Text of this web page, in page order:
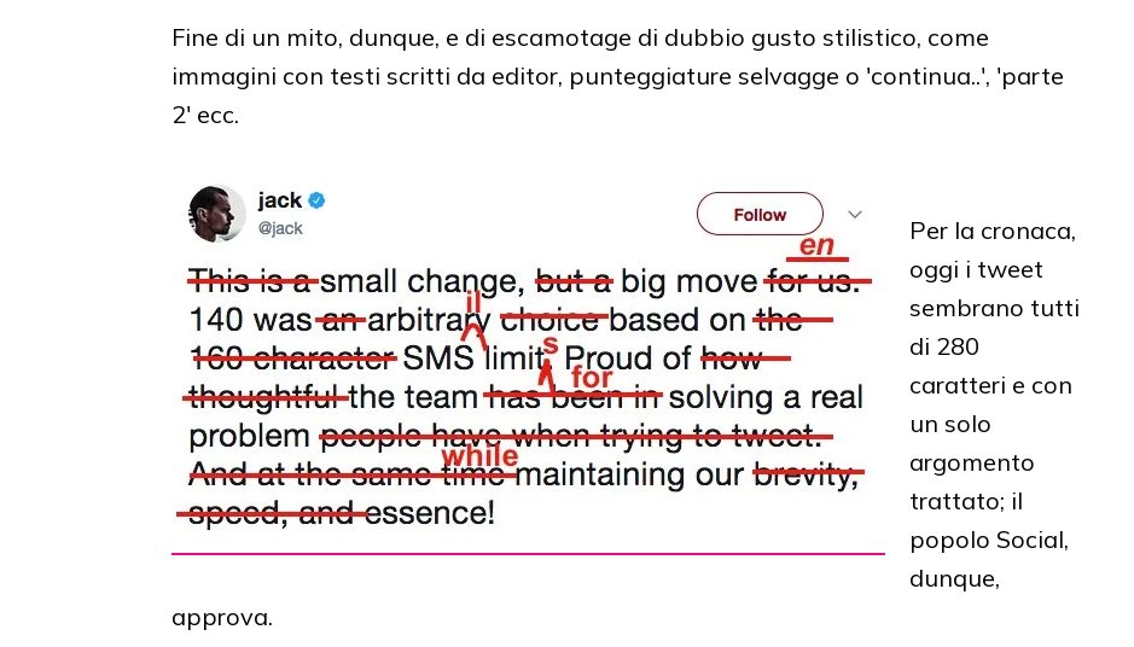
Fine di un mito, dunque, e di escamotage di dubbio gusto stilistico, come
immagini con testi scritti da editor, punteggiature selvagge o 'continua..', 'parte
2' ecc.
Per la cronaca,
oggi i tweet
sembrano tutti
di 280
caratteri e con
un solo
argomento
trattato; il
popolo Social,
dunque,
approva.